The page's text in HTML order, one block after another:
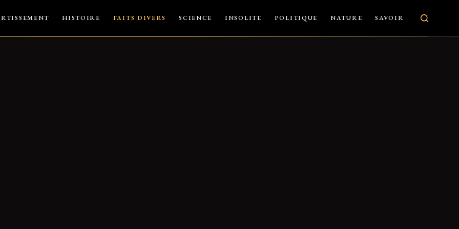
HISTOIRE FAITS DIVERS SCIENCE INSOLITE POLITIQUE NATURE SAVOIR